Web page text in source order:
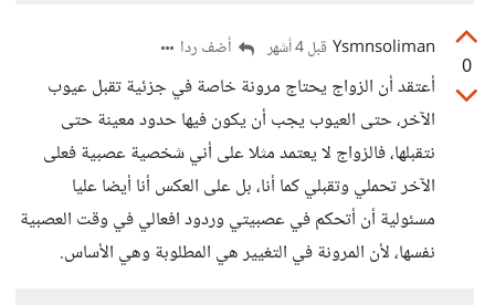
0
Ysmnsoliman قبل 4 أشهر أضف ردا
أعتقد أن الزواج يحتاج مرونة خاصة في جزئية تقبل عيوب
الآخر، حتى العيوب يجب أن يكون فيها حدود معينة حتى
نتقبلها، فالزواج لا يعتمد مثلا على أني شخصية عصبية فعلى
الآخر تحملي وتقبلي كما أنا، بل على العكس أنا أيضا عليا
مسئولية أن أتحكم في عصبيتي وردود افعالي في وقت العصبية
نفسها، لأن المرونة في التغيير هي المطلوبة وهي الأساس.